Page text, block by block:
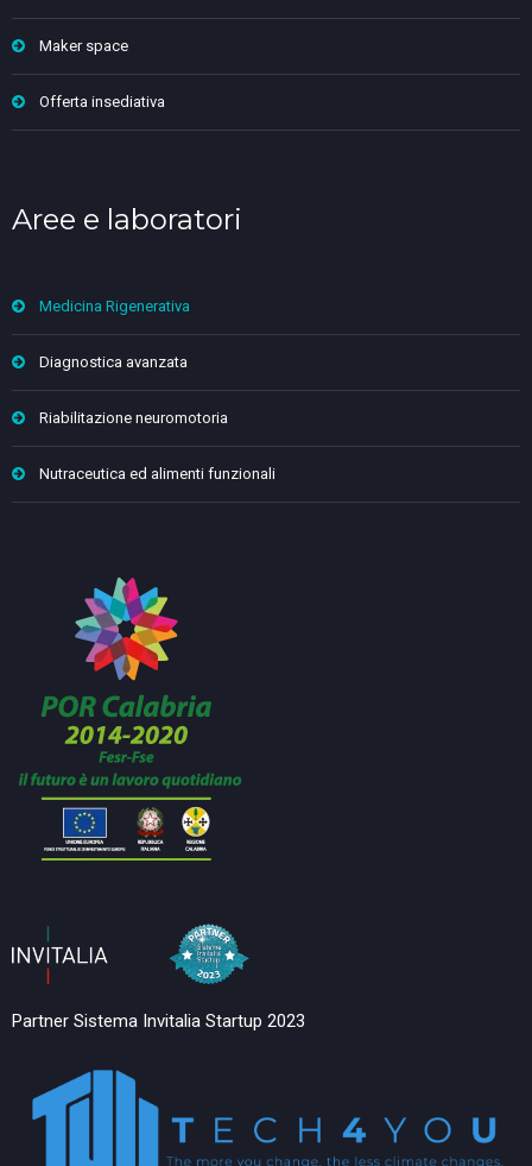
Maker space
Offerta insediativa
Aree e laboratori
Medicina Rigenerativa
Diagnostica avanzata
Riabilitazione neuromotoria
Nutraceutica ed alimenti funzionali
Partner Sistema Invitalia Startup 2023